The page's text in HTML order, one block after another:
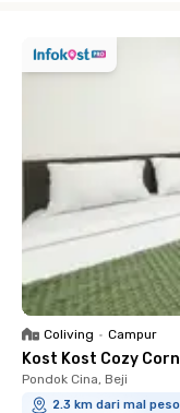
Coliving • Campur
Kost Kost Cozy
Pondok Cina, Beji
2.3 km dari mal